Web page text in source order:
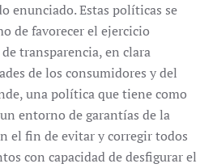
enunciado. Estas políticas se
de favorecer el ejercicio
transparencia, en clara
de los consumidores y del
una política que tiene como
entorno de garantías de la
el fin de evitar y corregir todos
con capacidad de desfigurar el